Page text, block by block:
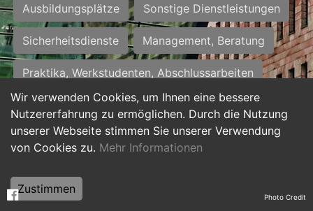
Wir verwenden Cookies, um Ihnen eine bessere
Nutzererfahrung zu ermöglichen. Durch die Nutzung
unserer Webseite stimmen Sie unserer Verwendung
von Cookies zu. Mehr Informationen
Zustimmen
Ausbildungsplätze Sonstige Dienstleistungen
Sicherheitsdienste Management, Beratung
Praktika, Werkstudenten, Abschlussarbeiten
Personalwesen Assistenz, Sekretariat
Hilfskräfte, Aushilfs- und Nebenjobs
Weiterbildung, Studium, duale Ausbildung Photo Credit